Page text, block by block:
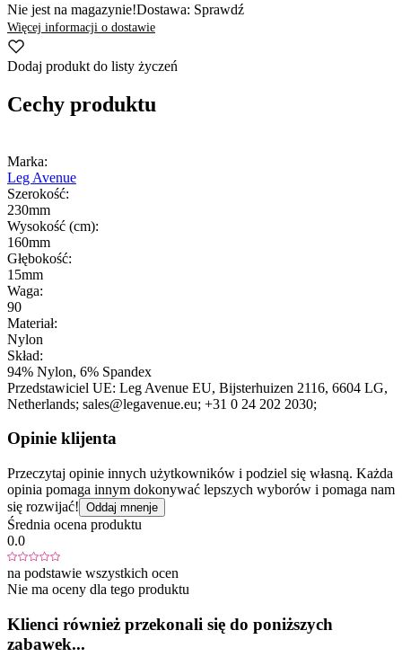
Nie jest na magazynie!Dostawa: Sprawdź
Więcej informacji o dostawie
Dodaj produkt do listy życzeń
Cechy produktu
Marka:
Leg Avenue
Szerokość:
230mm
Wysokość (cm):
160mm
Głębokość:
15mm
Waga:
90
Materiał:
Nylon
Skład:
94% Nylon, 6% Spandex
Przedstawiciel UE: Leg Avenue EU, Bijsterhuizen 2116, 6604 LG,
Netherlands; sales@legavenue.eu; +31 0 24 202 2030;
Opinie klijenta
Przeczytaj opinie innych użytkowników i podziel się własną. Każda
opinia pomaga innym dokonywać lepszych wyborów i pomaga nam
się rozwijać! Oddaj mnenje
Średnia ocena produktu
0.0
na podstawie wszystkich ocen
Nie ma oceny dla tego produktu
Klienci również przekonali się do poniższych
zabawek...